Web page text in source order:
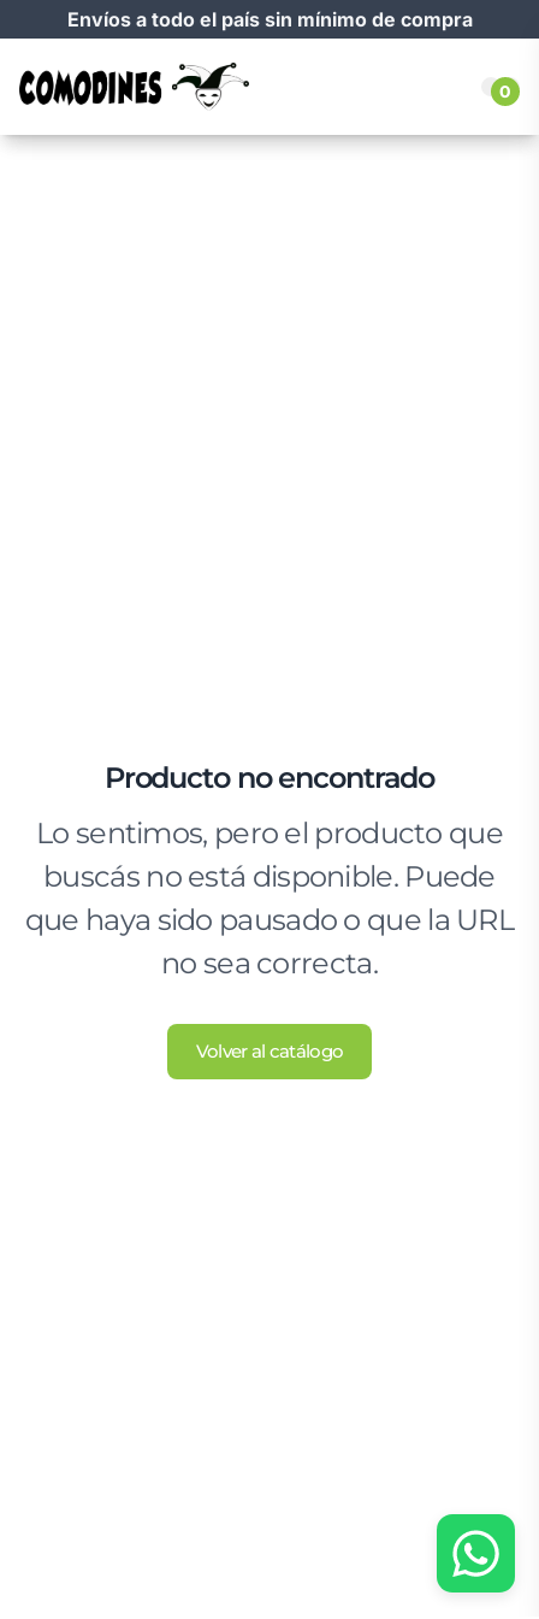
Envíos a todo el país sin mínimo de compra
0
Producto no encontrado
Lo sentimos, pero el producto que
buscás no está disponible. Puede
que haya sido pausado o que la URL
no sea correcta.
Volver al catálogo